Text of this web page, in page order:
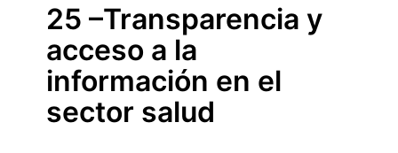
25 –Transparencia y
acceso a la
información en el
sector salud